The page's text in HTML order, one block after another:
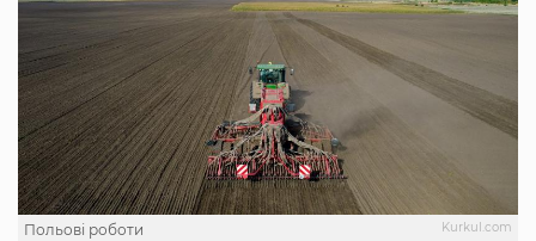
Kurkul.com
Польові роботи